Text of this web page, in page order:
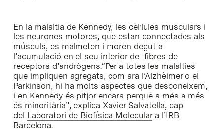
En la malaltia de Kennedy, les cèl·lules musculars i
les neurones motores, que estan connectades als
músculs, es malmeten i moren degut a
l’acumulació en el seu interior de fibres de
receptors d’andrògens.“Per a totes les malalties
que impliquen agregats, com ara l’Alzhèimer o el
Parkinson, hi ha molts aspectes que desconeixem,
i en Kennedy és pitjor encara perquè a més a més
és minoritària”, explica Xavier Salvatella, cap
del Laboratori de Biofísica Moleculara l’IRB
Barcelona.